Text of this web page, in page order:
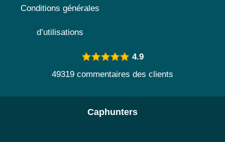
Conditions générales
d’utilisations
4.9
49319 commentaires des clients
Caphunters